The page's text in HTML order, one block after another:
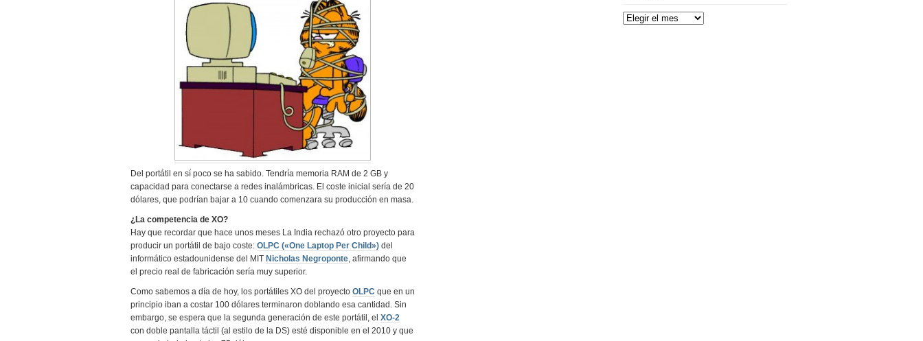
Del portátil en sí poco se ha sabido. Tendría memoria RAM de 2 GB y
capacidad para conectarse a redes inalámbricas. El coste inicial sería de 20
dólares, que podrían bajar a 10 cuando comenzara su producción en masa.
¿La competencia de XO?
Hay que recordar que hace unos meses La India rechazó otro proyecto para
producir un portátil de bajo coste: OLPC («One Laptop Per Child») del
informático estadounidense del MIT Nicholas Negroponte, afirmando que
el precio real de fabricación sería muy superior.
Como sabemos a día de hoy, los portátiles XO del proyecto OLPC que en un
principio iban a costar 100 dólares terminaron doblando esa cantidad. Sin
embargo, se espera que la segunda generación de este portátil, el XO-2
con doble pantalla táctil (al estilo de la DS) esté disponible en el 2010 y que
Archivo